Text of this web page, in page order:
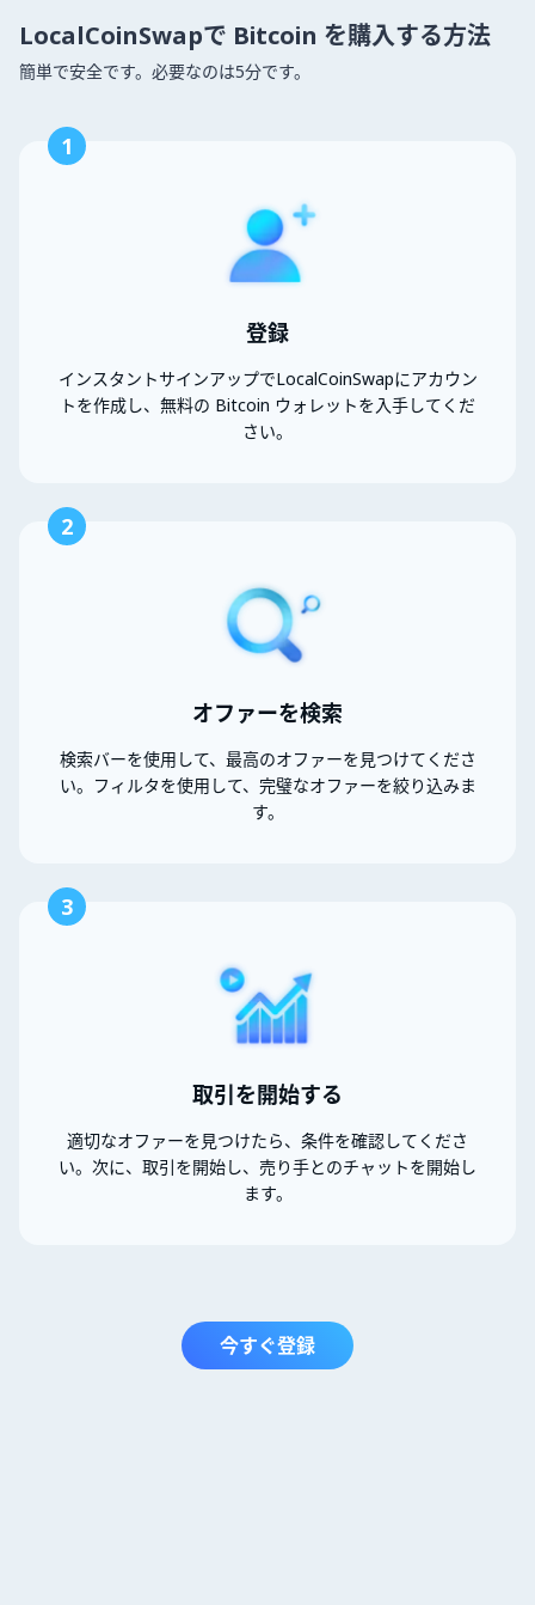
LocalCoinSwapで Bitcoin を購入する方法
簡単で安全です。必要なのは5分です。
1
登録
インスタントサインアップでLocalCoinSwapにアカウン
トを作成し、無料の Bitcoin ウォレットを入手してくだ
さい。
2
オファーを検索
検索バーを使用して、最高のオファーを見つけてくださ
い。フィルタを使用して、完璧なオファーを絞り込みま
す。
3
取引を開始する
適切なオファーを見つけたら、条件を確認してくださ
い。次に、取引を開始し、売り手とのチャットを開始し
ます。
今すぐ登録